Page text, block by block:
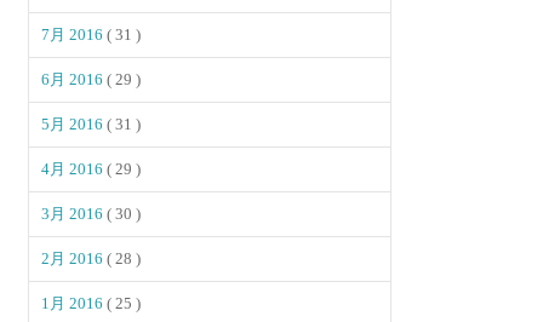
7月 2016( 31 )
6月 2016( 29 )
5月 2016( 31 )
4月 2016( 29 )
3月 2016( 30 )
2月 2016( 28 )
1月 2016( 25 )